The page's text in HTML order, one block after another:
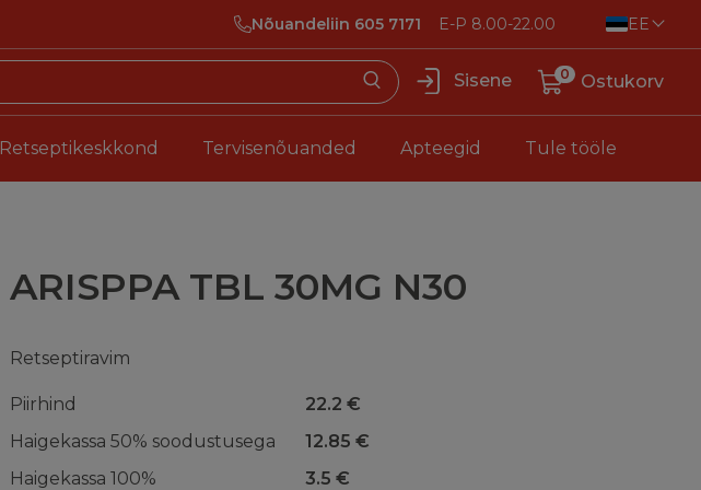
Nõuandeliin 605 7171 E-P 8.00-22.00 EE
Sisene 0 Ostukorv
Retseptikeskkond Tervisenõuanded Apteegid Tule tööle
ARISPPA TBL 30MG N30
Retseptiravim
Piirhind
22.2 €
Haigekassa 50% soodustusega
12.85 €
Haigekassa 100%
3.5 €